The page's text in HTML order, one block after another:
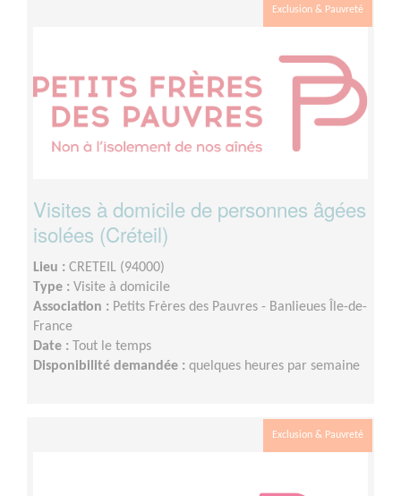
Exclusion & Pauvreté
Visites à domicile de personnes âgées
isolées (Créteil)
Lieu : CRETEIL (94000)
Type : Visite à domicile
Association : Petits Frères des Pauvres - Banlieues Île-de-
France
Date : Tout le temps
Disponibilité demandée : quelques heures par semaine
Exclusion & Pauvreté